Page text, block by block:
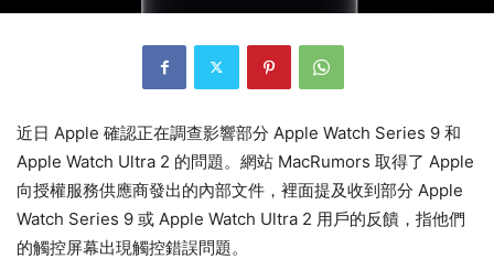
近日 Apple 確認正在調查影響部分 Apple Watch Series 9 和
Apple Watch Ultra 2 的問題。網站 MacRumors 取得了 Apple
向授權服務供應商發出的內部文件，裡面提及收到部分 Apple
Watch Series 9 或 Apple Watch Ultra 2 用戶的反饋，指他們
的觸控屏幕出現觸控錯誤問題。